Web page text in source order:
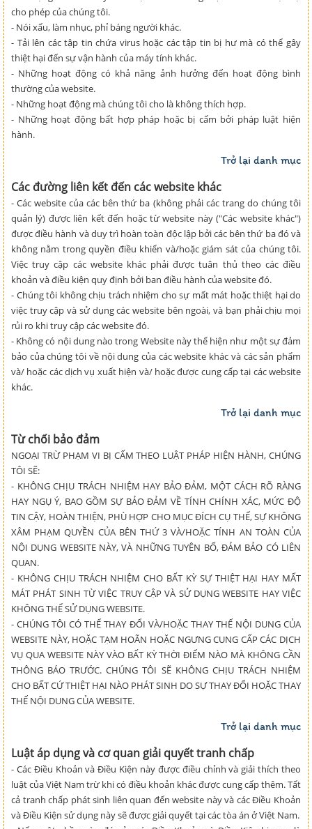
cho phép của chúng tôi.
- Nói xấu, làm nhục, phỉ báng người khác.
- Tải lên các tập tin chứa virus hoặc các tập tin bị hư mà có thể gây
thiệt hại đến sự vận hành của máy tính khác.
- Những hoạt động có khả năng ảnh hưởng đến hoạt động bình
thường của website.
- Những hoạt động mà chúng tôi cho là không thích hợp.
- Những hoạt động bất hợp pháp hoặc bị cấm bởi pháp luật hiện
hành.
Trở lại danh mục
Các đường liên kết đến các website khác
- Các website của các bên thứ ba (không phải các trang do chúng tôi
quản lý) được liên kết đến hoặc từ website này ("Các website khác")
được điều hành và duy trì hoàn toàn độc lập bởi các bên thứ ba đó và
không nằm trong quyền điều khiển và/hoặc giám sát của chúng tôi.
Việc truy cập các website khác phải được tuân thủ theo các điều
khoản và điều kiện quy định bởi ban điều hành của website đó.
- Chúng tôi không chịu trách nhiệm cho sự mất mát hoặc thiệt hại do
việc truy cập và sử dụng các website bên ngoài, và bạn phải chịu mọi
rủi ro khi truy cập các website đó.
- Không có nội dung nào trong Website này thể hiện như một sự đảm
bảo của chúng tôi về nội dung của các website khác và các sản phẩm
và/ hoặc các dịch vụ xuất hiện và/ hoặc được cung cấp tại các website
khác.
Trở lại danh mục
Từ chối bảo đảm
NGOẠI TRỪ PHẠM VI BỊ CẤM THEO LUẬT PHÁP HIỆN HÀNH, CHÚNG
TÔI SẼ:
- KHÔNG CHỊU TRÁCH NHIỆM HAY BẢO ĐẢM, MỘT CÁCH RÕ RÀNG
HAY NGỤ Ý, BAO GỒM SỰ BẢO ĐẢM VỀ TÍNH CHÍNH XÁC, MỨC ĐỘ
TIN CẬY, HOÀN THIỆN, PHÙ HỢP CHO MỤC ĐÍCH CỤ THỂ, SỰ KHÔNG
XÂM PHẠM QUYỀN CỦA BÊN THỨ 3 VÀ/HOẶC TÍNH AN TOÀN CỦA
NỘI DỤNG WEBSITE NÀY, VÀ NHỮNG TUYÊN BỐ, ĐẢM BẢO CÓ LIÊN
QUAN.
- KHÔNG CHỊU TRÁCH NHIỆM CHO BẤT KỲ SỰ THIỆT HẠI HAY MẤT
MÁT PHÁT SINH TỪ VIỆC TRUY CẬP VÀ SỬ DỤNG WEBSITE HAY VIỆC
KHÔNG THỂ SỬ DỤNG WEBSITE.
- CHÚNG TÔI CÓ THỂ THAY ĐỔI VÀ/HOẶC THAY THẾ NỘI DUNG CỦA
WEBSITE NÀY, HOẶC TẠM HOÃN HOẶC NGƯNG CUNG CẤP CÁC DỊCH
VỤ QUA WEBSITE NÀY VÀO BẤT KỲ THỜI ĐIỂM NÀO MÀ KHÔNG CẦN
THÔNG BÁO TRƯỚC. CHÚNG TÔI SẼ KHÔNG CHỊU TRÁCH NHIỆM
CHO BẤT CỨ THIỆT HẠI NÀO PHÁT SINH DO SỰ THAY ĐỔI HOẶC THAY
THẾ NỘI DUNG CỦA WEBSITE.
Trở lại danh mục
Luật áp dụng và cơ quan giải quyết tranh chấp
- Các Điều Khoản và Điều Kiện này được điều chỉnh và giải thích theo
luật của Việt Nam trừ khi có điều khoản khác được cung cấp thêm. Tất
cả tranh chấp phát sinh liên quan đến website này và các Điều Khoản
và Điều Kiện sử dụng này sẽ được giải quyết tại các tòa án ở Việt Nam.